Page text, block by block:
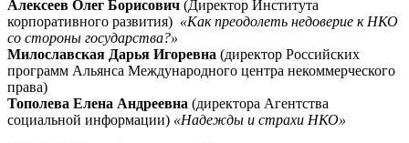
Алексеев Олег Борисович (Директор Института
корпоративного развития) «Как преодолеть недоверие к НКО
со стороны государства?»
Милославская Дарья Игоревна (директор Российских
программ Альянса Международного центра некоммерческого
права)
Тополева Елена Андреевна (директора Агентства
социальной информации) «Надежды и страхи НКО»